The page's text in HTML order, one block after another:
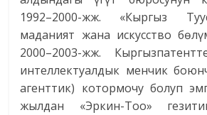
1992–2000-жж. «Кыргыз
маданият жана искусство
2000–2003-жж.
интеллектуалдык менчик
агенттик) котормочу болуп
жылдан «Эркин-Тоо»